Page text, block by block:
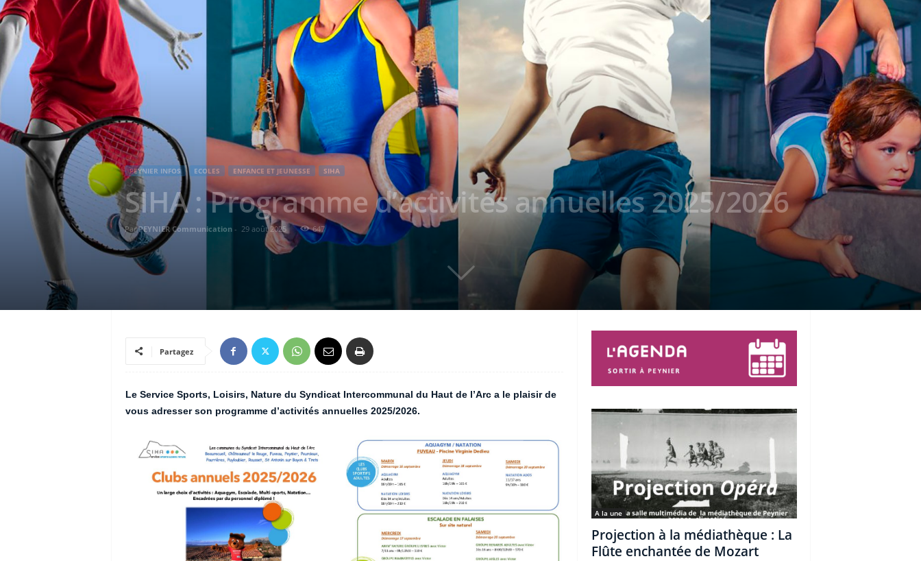
PEYNIER INFOS ECOLES ENFANCE ET JEUNESSE SIHA
SIHA : Programme d’activités annuelles 2025/2026
Par PEYNIER Communication- 29 août 2025 647
Partagez
Le Service Sports, Loisirs, Nature du Syndicat Intercommunal du Haut de l’Arc a le plaisir de
vous adresser son programme d’activités annuelles 2025/2026.
A la une
Projection à la médiathèque : La
Flûte enchantée de Mozart